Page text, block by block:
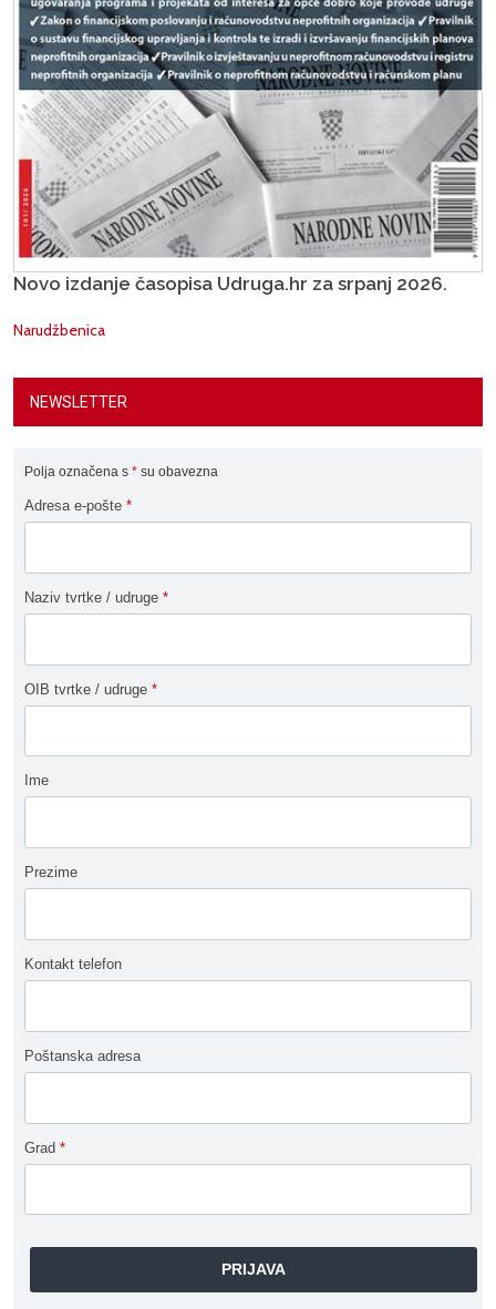
Novo izdanje časopisa Udruga.hr za srpanj 2026.
Narudžbenica
NEWSLETTER
Polja označena s * su obavezna
Adresa e-pošte *
Naziv tvrtke / udruge *
OIB tvrtke / udruge *
Ime
Prezime
Kontakt telefon
Poštanska adresa
Grad *